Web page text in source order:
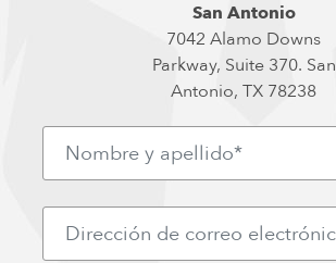
San Antonio
7042 Alamo Downs
Parkway, Suite 370. San
Antonio, TX 78238